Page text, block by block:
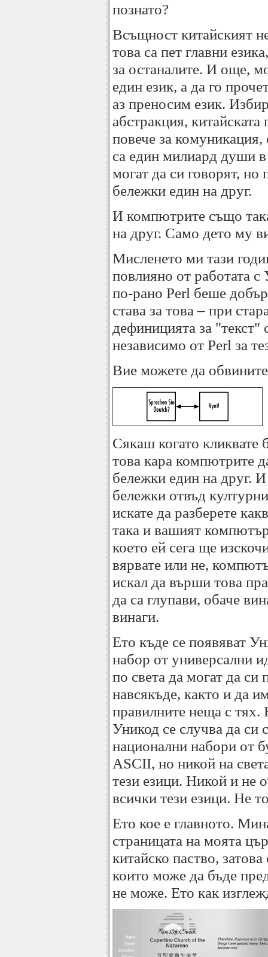
познато?
Всъщност китайският
това са пет главни
за останалите. И още,
един език, а да го
аз преносим език.
абстракция,
повече за комуникация,
са един милиард души
могат да си говорят, но
бележки един на друг.
И компютрите също
на друг. Само дето му
Мисленето ми тази
повлияно от работата
по-рано Perl беше добър
става за това – при
дефиницията за "текст"
независимо от Perl за
Вие можете да
Сякаш когато кликвате
това кара компютрите
бележки един на друг.
бележки отвъд
искате да разберете
така и вашият
което ей сега ще
вярвате или не,
искал да върши това
да са глупави, обаче
винаги.
Ето къде се появяват
набор от универсални
по света да могат да си
навсякъде, както и да
правилните неща с тях.
Уникод се случва да си
национални набори от
ASCII, но никой на
тези езици. Никой и не
всички тези езици. Не
Ето кое е главното.
страницата на моята
китайско паство,
които може да бъде
не може. Ето как